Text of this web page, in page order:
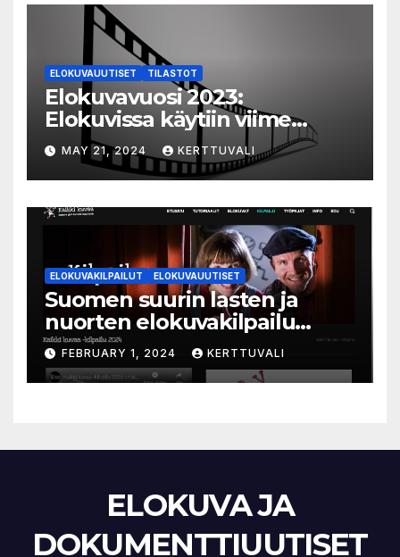
ELOKUVAUUTISET TILASTOT
Elokuvavuosi 2023:
Elokuvissa käytiin viime
vuonna 7,2 miljoonaa kertaa
ympäri Suomen
MAY 21, 2024 KERTTUVALI
ELOKUVAKILPAILUT ELOKUVAUUTISET
Suomen suurin lasten ja
nuorten elokuvakilpailu
alkaa – suojelijana Aki
Kaurismäki
FEBRUARY 1, 2024 KERTTUVALI
ELOKUVA JA
DOKUMENTTIUUTISET